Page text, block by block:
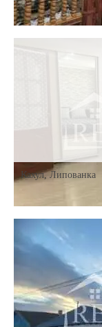
Кахул,Липованка